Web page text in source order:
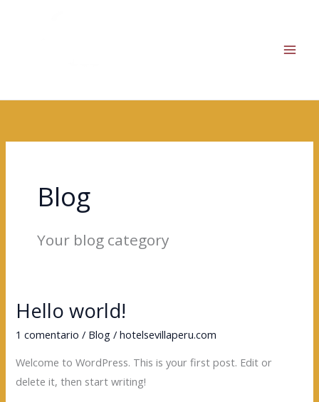
Blog
Your blog category
Hello world!
1 comentario / Blog /hotelsevillaperu.com
Welcome to WordPress. This is your first post. Edit or
delete it, then start writing!
Hello